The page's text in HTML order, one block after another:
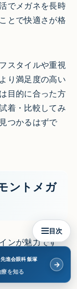
でメガネを長時
とで快適さが格
スタイルや重視
り満足度の高い
目的に合った方
着・比較してみ
つかるはずで
ントメガ
ンが魅力です
」「フィットし
進会眼科 飯塚
を知る
→
目次